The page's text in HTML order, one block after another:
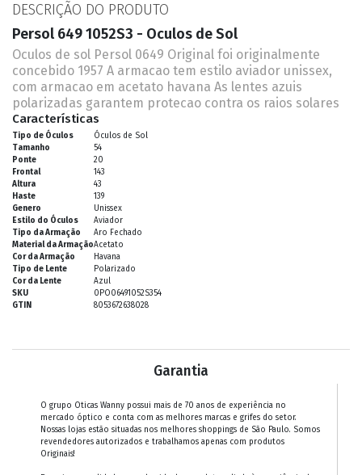
DESCRIÇÃO DO PRODUTO
Persol 649 1052S3 - Oculos de Sol
Oculos de sol Persol 0649 Original foi originalmente
concebido 1957 A armacao tem estilo aviador unissex,
com armacao em acetato havana As lentes azuis
polarizadas garantem protecao contra os raios solares
Características
Tipo de Óculos
Óculos de Sol
Tamanho
54
Ponte
20
Frontal
143
Altura
43
Haste
139
Genero
Unissex
Estilo do Óculos
Aviador
Tipo da Armação
Aro Fechado
Material da ArmaçãoAcetato
Cor da Armação
Havana
Tipo de Lente
Polarizado
Cor da Lente
Azul
SKU
0PO06491052S354
GTIN
8053672638028
Garantia
O grupo Oticas Wanny possui mais de 70 anos de experiência no
mercado óptico e conta com as melhores marcas e grifes do setor.
Nossas lojas estão situadas nos melhores shoppings de São Paulo. Somos
revendedores autorizados e trabalhamos apenas com produtos
Originais!